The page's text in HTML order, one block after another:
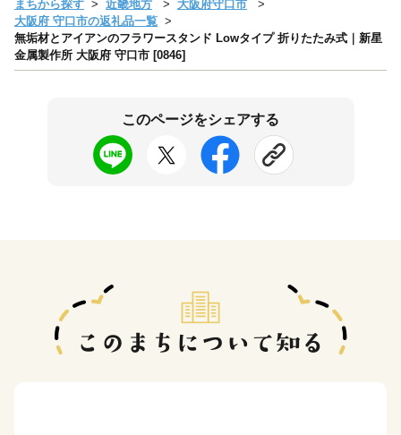
まちから探す 近畿地方
大阪府守口市
大阪府 守口市の返礼品一覧
無垢材とアイアンのフラワースタンド Lowタイプ 折りたたみ式｜新星
金属製作所 大阪府 守口市 [0846]
このページをシェアする